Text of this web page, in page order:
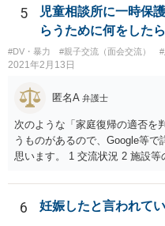
なることを裁判所は忌避しま
必要があります。 不正引き出
いた場合勝訴の確率はどのく
訴の確率をこの場でお伝えする
た弁護士にご相談いただき、ご
縮ですが、使途不明金訴訟の場
です。 なお、仮に裁判で勝っ
な回収をすることはできません
え等もきちんと検討してくれる
勧めいたします。
5
児童相談所に一時保
らうために何をした
#DV・暴力 #親子交流（面会交流）
2021年2月13日
匿名A 弁護士
次のような「家庭復帰の適否を
うものがあるので、Google等で
思います。 1 交流状況 2 施設
能力 8 引取りの希望 9 虐待の
に立った見方 11 衝動のコント
技術 14 関係機関への援助、関
6 妊娠したと言われてい